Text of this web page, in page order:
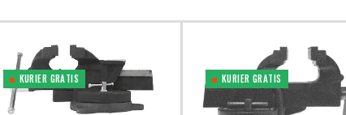
KURIER GRATIS KURIER GRATIS